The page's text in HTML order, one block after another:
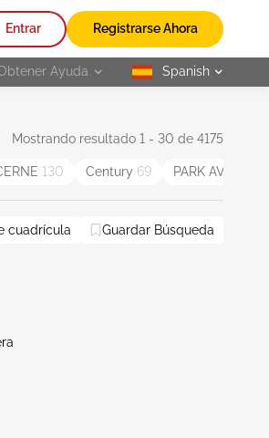
Entrar Registrarse Ahora
Ayuda selected
Spanish
Mostrando resultado 1 - 30 de 4175
130 Century 69 PARK AVENUE
cuadrícula Guardar Búsqueda